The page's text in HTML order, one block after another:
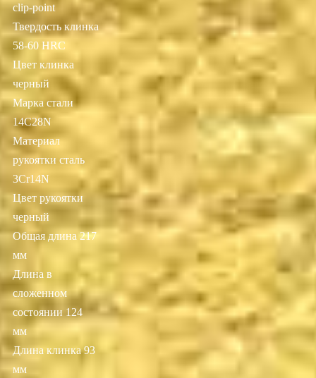
clip-point
Твердость клинка
58-60 HRC
Цвет клинка
черный
Марка стали
14C28N
Материал
рукоятки сталь
3Cr14N
Цвет рукоятки
черный
Общая длина 217
мм
Длина в
сложенном
состоянии 124
мм
Длина клинка 93
мм